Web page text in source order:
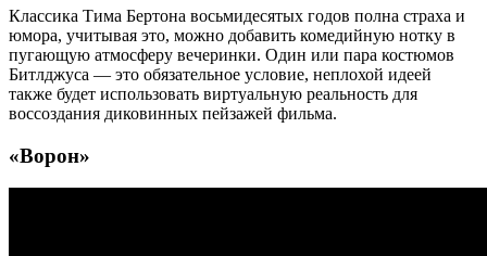
Классика Тима Бертона восьмидесятых годов полна страха и
юмора, учитывая это, можно добавить комедийную нотку в
пугающую атмосферу вечеринки. Один или пара костюмов
Битлджуса — это обязательное условие, неплохой идеей
также будет использовать виртуальную реальность для
воссоздания диковинных пейзажей фильма.
«Ворон»